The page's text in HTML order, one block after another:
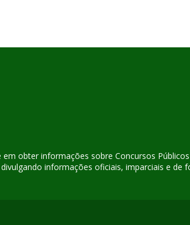
obter informações sobre Concursos
informações oficiais, imparciais e de